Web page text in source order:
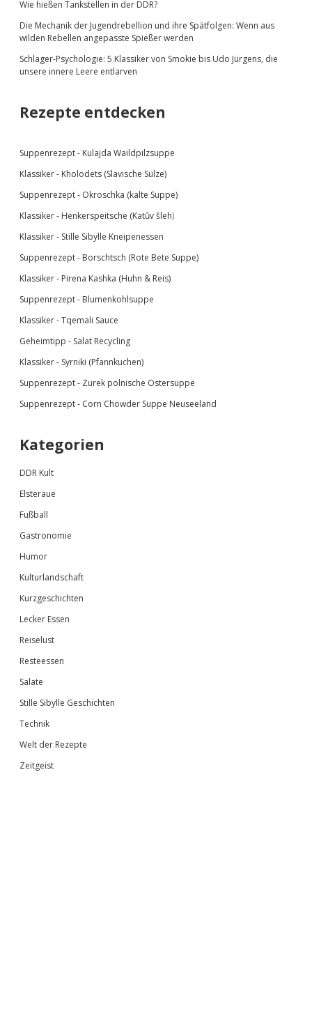
Wie hießen Tankstellen in der DDR?
Die Mechanik der Jugendrebellion und ihre Spätfolgen: Wenn aus
wilden Rebellen angepasste Spießer werden
Schlager-Psychologie: 5 Klassiker von Smokie bis Udo Jürgens, die
unsere innere Leere entlarven
Rezepte entdecken
Suppenrezept - Kulajda Waildpilzsuppe
Klassiker - Kholodets (Slavische Sülze)
Suppenrezept - Okroschka (kalte Suppe)
Klassiker - Henkerspeitsche (Katův šleh)
Klassiker - Stille Sibylle Kneipenessen
Suppenrezept - Borschtsch (Rote Bete Suppe)
Klassiker - Pirena Kashka (Huhn & Reis)
Suppenrezept - Blumenkohlsuppe
Klassiker -Tqemali Sauce
Geheimtipp - Salat Recycling
Klassiker - Syrniki (Pfannkuchen)
Suppenrezept - Zurek polnische Ostersuppe
Suppenrezept - Corn Chowder Suppe Neuseeland
Kategorien
DDR Kult
Elsteraue
Fußball
Gastronomie
Humor
Kulturlandschaft
Kurzgeschichten
Lecker Essen
Reiselust
Resteessen
Salate
Stille Sibylle Geschichten
Technik
Welt der Rezepte
Zeitgeist